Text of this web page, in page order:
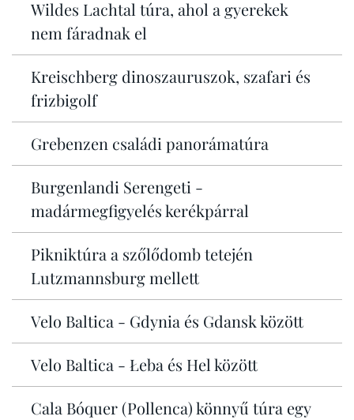
Wildes Lachtal túra, ahol a gyerekek
nem fáradnak el
Kreischberg dinoszauruszok, szafari és
frizbigolf
Grebenzen családi panorámatúra
Burgenlandi Serengeti -
madármegfigyelés kerékpárral
Pikniktúra a szőlődomb tetején
Lutzmannsburg mellett
Velo Baltica - Gdynia és Gdansk között
Velo Baltica - Łeba és Hel között
Cala Bóquer (Pollenca) könnyű túra egy